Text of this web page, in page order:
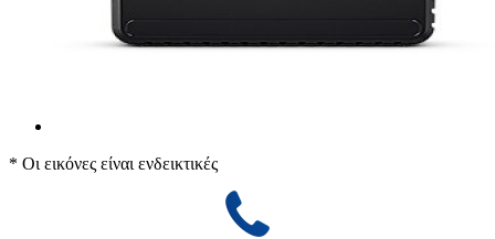
* Οι εικόνες είναι ενδεικτικές